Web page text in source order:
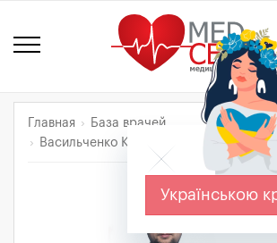
Главная
База врачей
Васильченко Кирило Костянтинович
Українською